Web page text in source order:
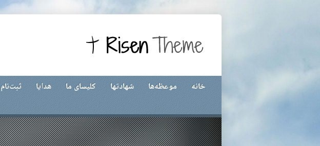
خانه موعظه‌ها شهادتها کلیسای ما هدایا ثبت‌نام